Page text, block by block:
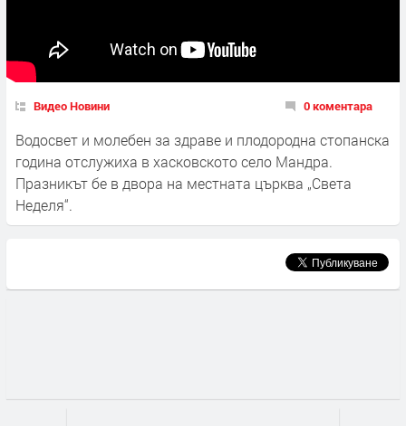
Видео Новини 0 коментара
Водосвет и молебен за здраве и плодородна стопанска
година отслужиха в хасковското село Мандра.
Празникът бе в двора на местната църква „Света
Неделя“.